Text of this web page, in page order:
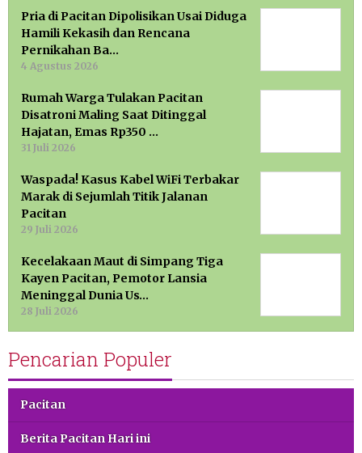
Pria di Pacitan Dipolisikan Usai Diduga
Hamili Kekasih dan Rencana
Pernikahan Ba…
4 Agustus 2026
Rumah Warga Tulakan Pacitan
Disatroni Maling Saat Ditinggal
Hajatan, Emas Rp350 …
31 Juli 2026
Waspada! Kasus Kabel WiFi Terbakar
Marak di Sejumlah Titik Jalanan
Pacitan
29 Juli 2026
Kecelakaan Maut di Simpang Tiga
Kayen Pacitan, Pemotor Lansia
Meninggal Dunia Us…
28 Juli 2026
Pencarian Populer
Pacitan
Berita Pacitan Hari ini